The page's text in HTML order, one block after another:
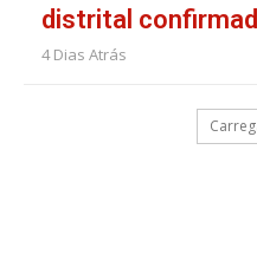
distrital
4 Dias Atrás